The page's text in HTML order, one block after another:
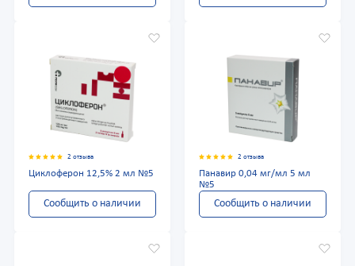
2 отзыва
Циклоферон 12,5% 2 мл №5
Сообщить о наличии
2 отзыва
Панавир 0,04 мг/мл 5 мл
№5
Сообщить о наличии